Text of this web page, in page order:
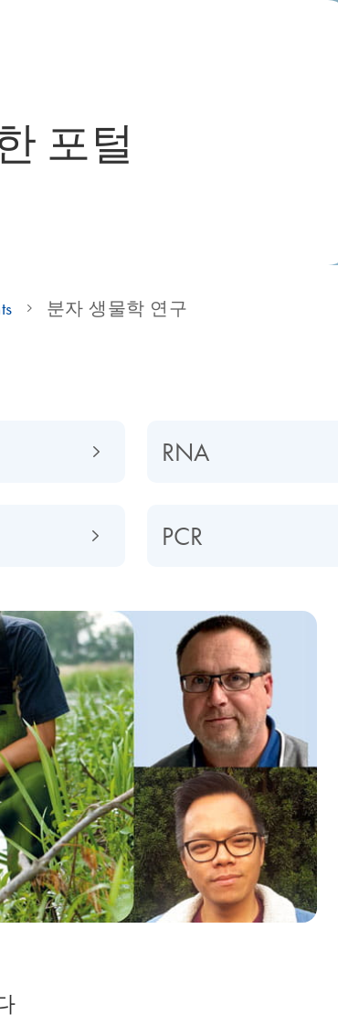
포털
분자 생물학 연구
RNA
PCR